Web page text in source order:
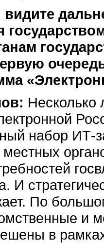
Несколько
набор ИТ-
И
По
и
в